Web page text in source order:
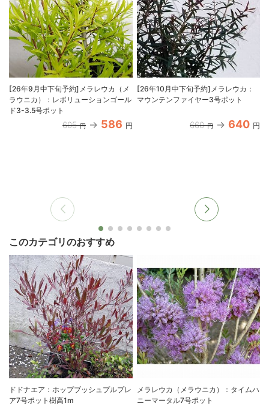
[26年9月中下旬予約]メラレウカ（メ
ラウニカ）：レボリューションゴール
ド3-3.5号ポット
605 円 586 円
[26年10月中下旬予約]メラレウカ：
マウンテンファイヤー3号ポット
660 円 640 円
このカテゴリのおすすめ
ドドナエア：ホップブッシュプルプレ
ア7号ポット樹高1m
メラレウカ（メラウニカ）：タイムハ
ニーマータル7号ポット